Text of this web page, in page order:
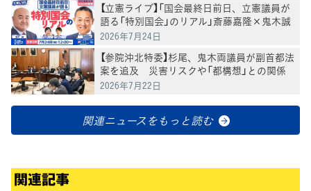
【立憲ライブ】「国会最終日前日、立憲議員が
語る「特別国会」のリアル」斎藤嘉隆×鬼木誠
×村田きょうこ×山内かなこ
2026年7月24日
【参院沖北特委】杉尾、鬼木両議員が副首都法
案を追及 災害リスクや「都構想」との関係
を問う
2026年7月22日
関連ニュースをもっと読む
関連記事